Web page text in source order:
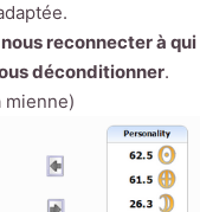
reconnecter à qui
déconditionner.
mienne)